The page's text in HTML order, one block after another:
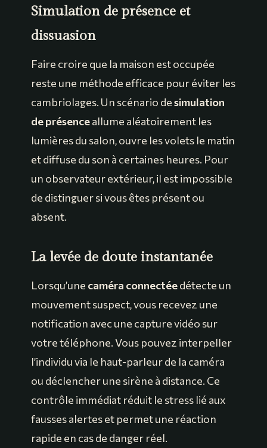
Simulation de présence et
dissuasion
Faire croire que la maison est occupée
reste une méthode efficace pour éviter les
cambriolages. Un scénario desimulation
de présenceallume aléatoirement les
lumières du salon, ouvre les volets le matin
et diffuse du son à certaines heures. Pour
un observateur extérieur, il est impossible
de distinguer si vous êtes présent ou
absent.
La levée de doute instantanée
Lorsqu’une caméra connectéedétecte un
mouvement suspect, vous recevez une
notification avec une capture vidéo sur
votre téléphone. Vous pouvez interpeller
l’individu via le haut-parleur de la caméra
ou déclencher une sirène à distance. Ce
contrôle immédiat réduit le stress lié aux
fausses alertes et permet une réaction
rapide en cas de danger réel.